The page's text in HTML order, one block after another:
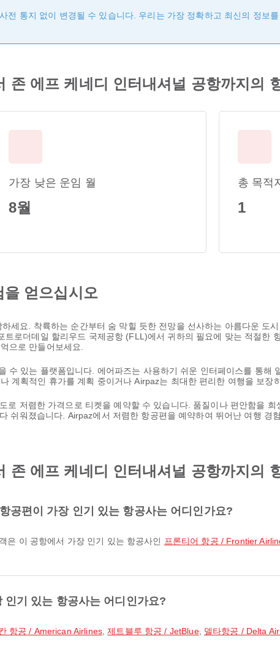
전 통지 없이 변경될 수 있습니다. 우리는 가장 정확하고 최신의 정보
존 에프 케네디 인터내셔널 공항까지의
가장 낮은 운임 월
8월
총 목적
1
얻으십시오
세요. 착륙하는 순간부터 숨 막힐 듯한 전망을 선사하는 아름다운 도
로더데일 할리우드 국제공항 (FLL)에서 귀하의 필요에 맞는 적절한
으로 만들어보세요.
수 있는 플랫폼입니다. 에어파즈는 사용하기 쉬운 인터페이스를 통해
계획적인 휴가를 계획 중이거나 Airpaz는 최대한 편리한 여행을 보장
저렴한 가격으로 티켓을 예약할 수 있습니다. 품질이나 편안함을 희
쉬워졌습니다. Airpaz에서 저렴한 항공편을 예약하여 뛰어난 여행 경
존 에프 케네디 인터내셔널 공항까지의
공편이 가장 인기 있는 항공사는 어디인가요?
은 이 공항에서 가장 인기 있는 항공사인 프론티어 항공 / Frontier
기 있는 항공사는 어디인가요?
항공 / American Airlines,제트블루 항공 / JetBlue, 델타항공 / Delta